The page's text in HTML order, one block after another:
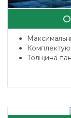
Толщина